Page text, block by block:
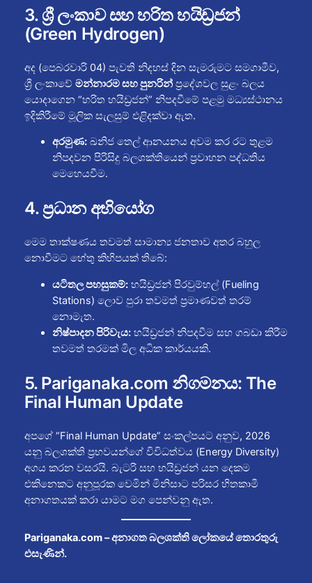
3. ශ්‍රී ලංකාව සහ හරිත හයිඩ්‍රජන්
(Green Hydrogen)
අද (පෙබරවාරි 04) පැවති නිදහස් දින සැමරුමට සමගාමීව,
ශ්‍රී ලංකාවේ මන්නාරම සහ පුනරින්ප්‍රදේශවල සුළං බලය
යොදාගෙන “හරිත හයිඩ්‍රජන්” නිපදවීමේ පළමු මධ්‍යස්ථානය
ඉදිකිරීමේ මූලික සැලසුම් එළිදක්වා ඇත.
අරමුණ:ඛනිජ තෙල් ආනයනය අවම කර රට තුළම
නිපදවන පිරිසිදු බලශක්තියෙන් ප්‍රවාහන පද්ධතිය
මෙහෙයවීම.
4. ප්‍රධාන අභියෝග
මෙම තාක්ෂණය තවමත් සාමාන්‍ය ජනතාව අතර බහුල
නොවීමට හේතු කිහිපයක් තිබේ:
යටිතල පහසුකම්:හයිඩ්‍රජන් පිරවුම්හල් (Fueling
Stations) ලොව පුරා තවමත් ප්‍රමාණවත් තරම්
නොමැත.
නිෂ්පාදන පිරිවැය:හයිඩ්‍රජන් නිපදවීම සහ ගබඩා කිරීම
තවමත් තරමක් මිල අධික කාර්යයකි.
5. Pariganaka.com නිගමනය: The
Final Human Update
අපගේ “Final Human Update” සංකල්පයට අනුව, 2026
යනු බලශක්ති ප්‍රභවයන්ගේ විවිධත්වය (Energy Diversity)
අගය කරන වසරයි. බැටරි සහ හයිඩ්‍රජන් යන දෙකම
එකිනෙකට අනුපූරක වෙමින් මිනිසාට පරිසර හිතකාමී
අනාගතයක් කරා යාමට මග පෙන්වනු ඇත.
Pariganaka.com – අනාගත බලශක්ති ලෝකයේ තොරතුරු
එසැණින්.